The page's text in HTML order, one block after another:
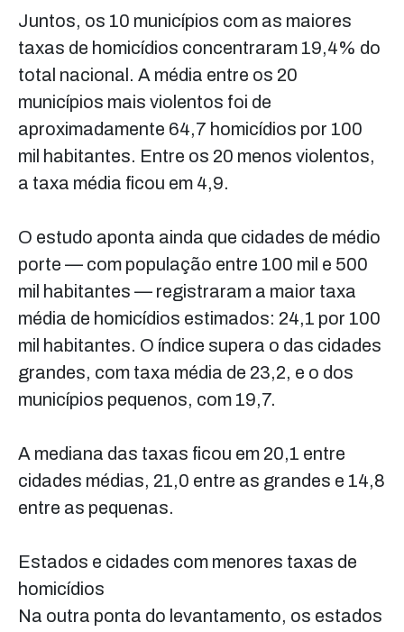
Juntos, os 10 municípios com as maiores
taxas de homicídios concentraram 19,4% do
total nacional. A média entre os 20
municípios mais violentos foi de
aproximadamente 64,7 homicídios por 100
mil habitantes. Entre os 20 menos violentos,
a taxa média ficou em 4,9.
O estudo aponta ainda que cidades de médio
porte — com população entre 100 mil e 500
mil habitantes — registraram a maior taxa
média de homicídios estimados: 24,1 por 100
mil habitantes. O índice supera o das cidades
grandes, com taxa média de 23,2, e o dos
municípios pequenos, com 19,7.
A mediana das taxas ficou em 20,1 entre
cidades médias, 21,0 entre as grandes e 14,8
entre as pequenas.
Estados e cidades com menores taxas de
homicídios
Na outra ponta do levantamento, os estados